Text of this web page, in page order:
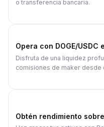
o transferencia bancaria.
Opera con DOGE/USDC
Disfruta de una liquidez
comisiones de maker desde
Obtén rendimiento sobre